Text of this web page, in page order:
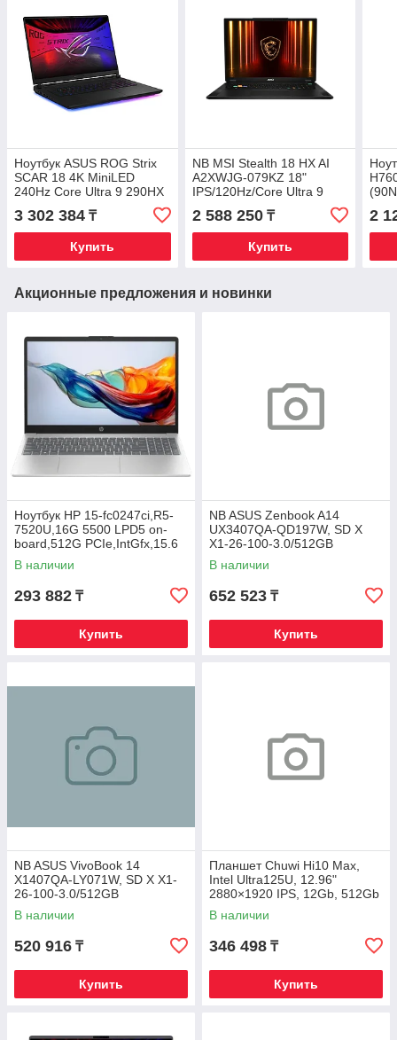
Ноутбук ASUS ROG Strix
SCAR 18 4K MiniLED
240Hz Core Ultra 9 290HX
Plus 64GB 1TB RTX5090
Win 11 Home
3 302 384 ₸
Купить
NB MSI Stealth 18 HX AI
A2XWJG-079KZ 18"
IPS/120Hz/Core Ultra 9
275HX/64GB/2TB/RTX5090/W11/
2 588 250₸
Купить
2TB
2
Акционные предложения и новинки
Ноутбук HP 15-fc0247ci,R5-
7520U,16G 5500 LPD5 on-
board,512G PCIe,IntGfx,15.6
FHD IPS 300nt,DOS,Nat
Silver,720p
В наличии
293 882 ₸
Купить
NB ASUS Zenbook A14
UX3407QA-QD197W, SD X
X1-26-100-3.0/512GB
SSD/16GB/14"WUXGA/WIN11
В наличии
652 523 ₸
Купить
NB ASUS VivoBook 14
X1407QA-LY071W, SD X X1-
26-100-3.0/512GB
SSD/16GB/14" WUXGA,
WIN11
В наличии
520 916 ₸
Купить
Планшет Chuwi Hi10 Max,
Intel Ultra125U, 12.96"
2880×1920 IPS, 12Gb, 512Gb
SSD, Keyboard, Win11Pro
В наличии
346 498 ₸
Купить